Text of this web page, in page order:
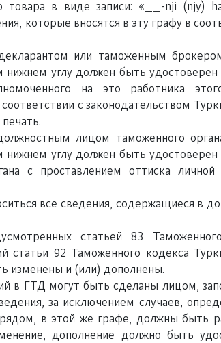
товара в виде записи: «__-nji (njy)
которые вносятся в эту графу в
или таможенным
углу должен быть
на это работника
с законодательством
лицом таможенного
углу должен быть
с проставлением оттиска личной
все сведения, содержащиеся в
статьей 83
статьи 92 Таможенного кодекса
изменены и (или) дополнены.
в ГТД могут быть сделаны лицом,
за исключением случаев,
в этой же графе, должны быть
дополнение должно быть